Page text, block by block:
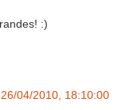
:)
26/04/2010, 18:10:00